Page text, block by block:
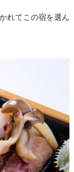
れてこの宿を選ん